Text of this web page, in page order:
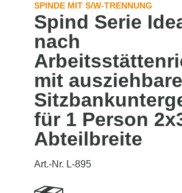
SPINDE MIT S/W-TRENNUNG
Spind Serie
nach
mit
für 1 Person
Abteilbreite
Art.-Nr. L-895